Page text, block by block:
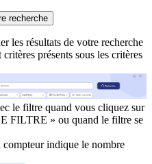
recherche
les résultats de votre recherche
présents sous les critères
le filtre quand vous cliquez sur
FILTRE » ou quand le filtre se
indique le nombre